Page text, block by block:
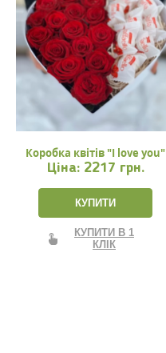
Коробка квітів "I love you"
Ціна: 2217 грн.
КУПИТИ
КУПИТИ В 1
КЛІК